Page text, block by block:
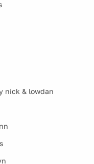
nick & lowdan